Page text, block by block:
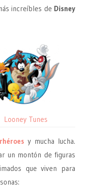
increíbles de Disney
Looney Tunes
y mucha lucha.
un montón de figuras
que viven para